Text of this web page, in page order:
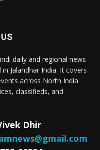
daily and regional news
Jalandhar India. It covers
across North India
classifieds, and
Dhir